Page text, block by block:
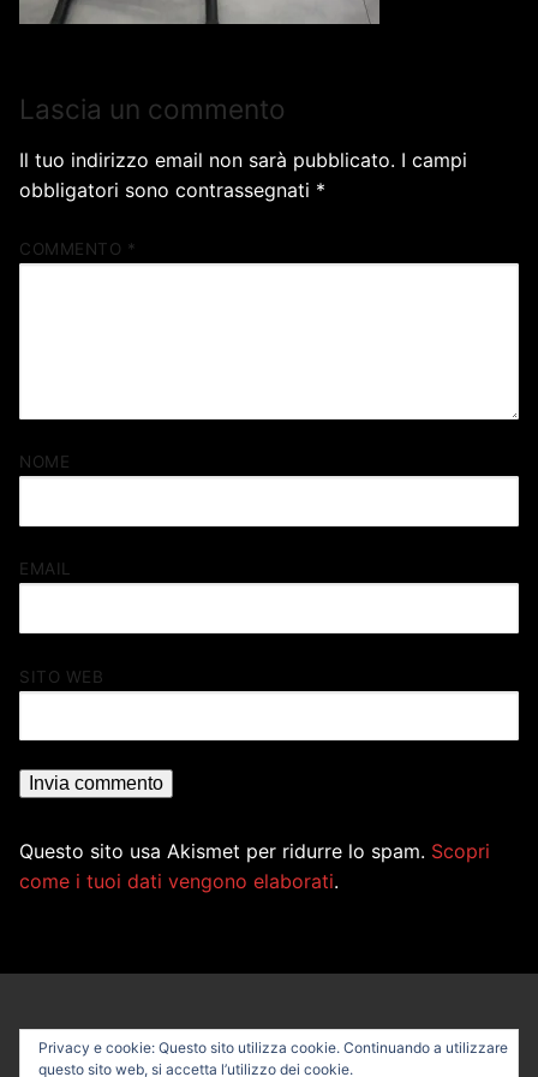
Lascia un commento
Il tuo indirizzo email non sarà pubblicato. I campi
obbligatori sono contrassegnati *
COMMENTO *
NOME
EMAIL
SITO WEB
Questo sito usa Akismet per ridurre lo spam. Scopri
come i tuoi dati vengono elaborati.
Privacy e cookie: Questo sito utilizza cookie. Continuando a utilizzare
questo sito web, si accetta l’utilizzo dei cookie.